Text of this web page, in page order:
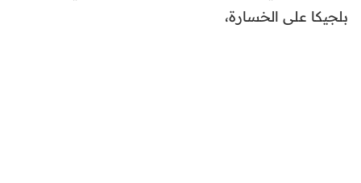
بلجيكا على الخسارة،